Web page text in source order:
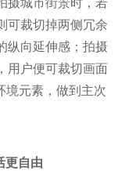
摄城市街景时，若
可裁切掉两侧冗余
纵向延伸感；拍摄
用户便可裁切画面
境元素，做到主次
更自由